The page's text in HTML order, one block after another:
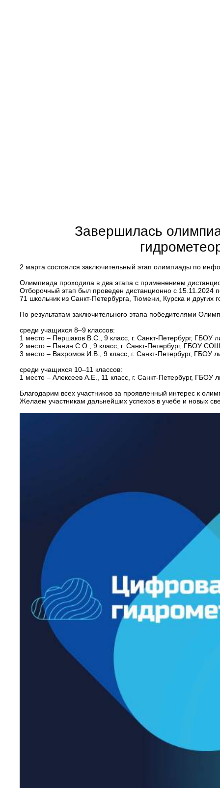
Завершилась
2 марта состоялся заключительный этап олимпиады по
Олимпиада проходила в два этапа с применением
Отборочный этап был проведен дистанционно с 15.11.2024
71 школьник из Санкт-Петербурга, Тюмени, Курска и других
По результатам заключительного этапа победителями
среди учащихся 8–9 классов:
1 место – Першаков В.С., 9 класс, г. Санкт-Петербург, ГБОУ
2 место – Панин С.О., 9 класс, г. Санкт-Петербург, ГБОУ
3 место – Вахромов И.В., 9 класс, г. Санкт-Петербург, ГБОУ
среди учащихся 10–11 классов:
1 место – Алексеев А.Е., 11 класс, г. Санкт-Петербург,
Благодарим всех участников за проявленный интерес к
Желаем участникам дальнейших успехов в учебе и новых